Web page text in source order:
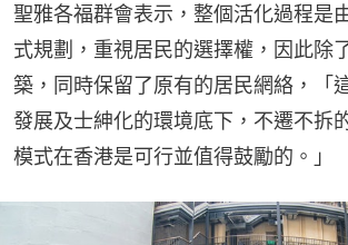
聖雅各福群會表示，整個活化過程是
式規劃，重視居民的選擇權，因此除
築，同時保留了原有的居民網絡，「
發展及士紳化的環境底下，不遷不拆
模式在香港是可行並值得鼓勵的。」